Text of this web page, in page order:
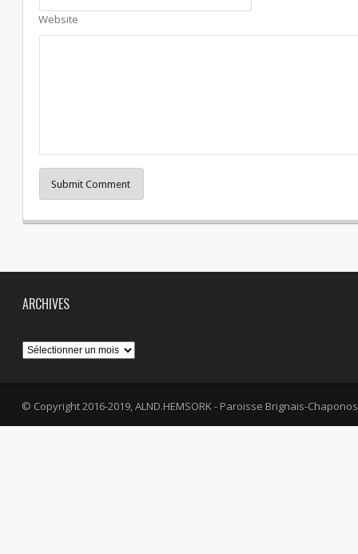
Website
Submit Comment
ARCHIVES
Archives
© Copyright 2016-2019, ALND.HEMSORK - Paroisse Brignais-